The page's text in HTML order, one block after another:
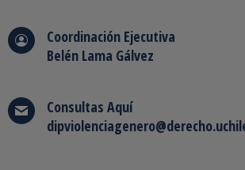
Coordinación Ejecutiva
Belén Lama Gálvez
Consultas Aquí